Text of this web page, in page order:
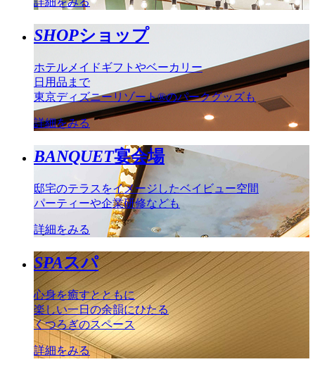
SHOPショップ
ホテルメイドギフトやベーカリー
日用品まで
東京ディズニーリゾート®のパークグッズも
詳細をみる
BANQUET宴会場
邸宅のテラスをイメージしたベイビュー空間
パーティーや企業研修なども
詳細をみる
SPAスパ
心身を癒すとともに
楽しい一日の余韻にひたる
くつろぎのスペース
詳細をみる